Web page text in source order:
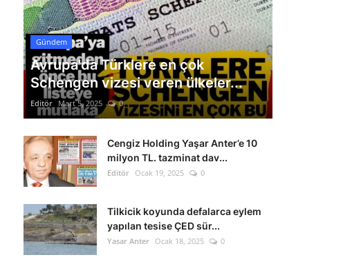
Gündem
Avrupa'da Türklere en çok
Schengen vizesi veren ülkeler...
Editör Mart 5, 2025 0
Cengiz Holding Yaşar Anter’e 10
milyon TL. tazminat dav...
Editör Ocak 19, 2025 0
Tilkicik koyunda defalarca eylem
yapılan tesise ÇED sür...
Yasar Anter Ocak 18, 2025 0